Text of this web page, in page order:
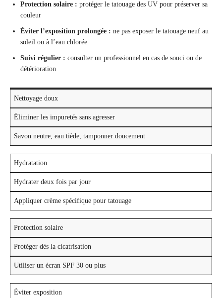
Protection solaire : protéger le tatouage des UV pour préserver sa
couleur
Éviter l’exposition prolongée : ne pas exposer le tatouage neuf au
soleil ou à l’eau chlorée
Suivi régulier : consulter un professionnel en cas de souci ou de
détérioration
Nettoyage doux
Éliminer les impuretés sans agresser
Savon neutre, eau tiède, tamponner doucement
Hydratation
Hydrater deux fois par jour
Appliquer crème spécifique pour tatouage
Protection solaire
Protéger dès la cicatrisation
Utiliser un écran SPF 30 ou plus
Éviter exposition